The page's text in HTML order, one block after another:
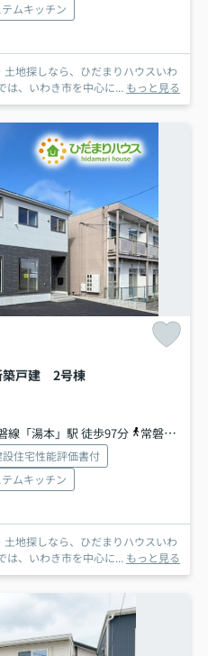
ムキッチン
土地探しなら、ひだまりハウスいわ
店では、いわき市を中心に... もっと見る
築戸建 2号棟
線「湯本」駅 徒歩97分 常磐線「内郷」駅 徒歩99分
設住宅性能評価書付
ムキッチン
土地探しなら、ひだまりハウスいわ
店では、いわき市を中心に... もっと見る